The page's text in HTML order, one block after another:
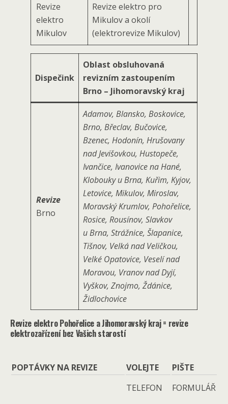
Revize
elektro
Mikulov
Revize elektro pro
Mikulov a okolí
(elektrorevize Mikulov)
Dispečink
Oblast obsluhovaná
revizním zastoupením
Brno – Jihomoravský kraj
Revize
Brno
Adamov, Blansko, Boskovice,
Brno, Břeclav, Bučovice,
Bzenec, Hodonín, Hrušovany
nad Jevišovkou, Hustopeče,
Ivančice, Ivanovice na Hané,
Klobouky u Brna, Kuřim, Kyjov,
Letovice, Mikulov, Miroslav,
Moravský Krumlov, Pohořelice,
Rosice, Rousínov, Slavkov
u Brna, Strážnice, Šlapanice,
Tišnov, Velká nad Veličkou,
Velké Opatovice, Veselí nad
Moravou, Vranov nad Dyjí,
Vyškov, Znojmo, Ždánice,
Židlochovice
Revize elektro Pohořelice a Jihomoravský kraj = revize
elektrozařízení bez Vašich starostí
POPTÁVKY NA REVIZE VOLEJTE
PIŠTE
TELEFON
FORMULÁŘ